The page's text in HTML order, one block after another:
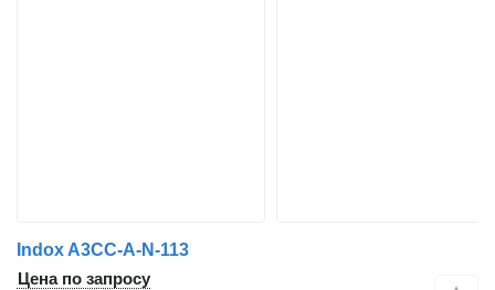
Indox A3CC-A-N-113
Цена по запросу